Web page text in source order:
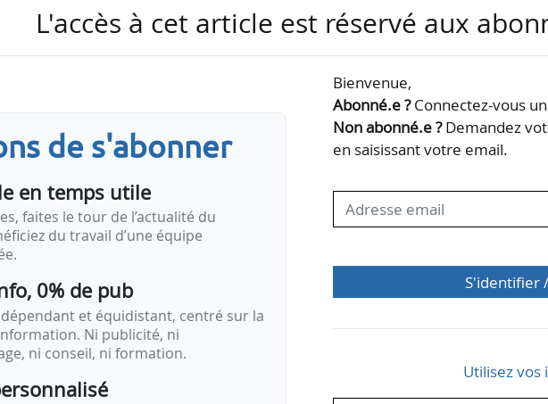
public concernant le montant de l’aide en faveur de l’habitat
les mêmes éléments s’y substitue provisoirement.
en faveur de l’habitat collectif résidentiel face …
L'accès à cet article est réservé aux
de s'abonner
en temps utile
faites le tour de l’actualité du
du travail d’une équipe
0% de pub
et équidistant, centré sur la
Ni publicité, ni
ni conseil, ni formation.
Bienvenue,
Abonné.e ?Connectez-vous
Non abonné.e ?Demandez
en saisissant votre email.
S'identifier
Utilisez